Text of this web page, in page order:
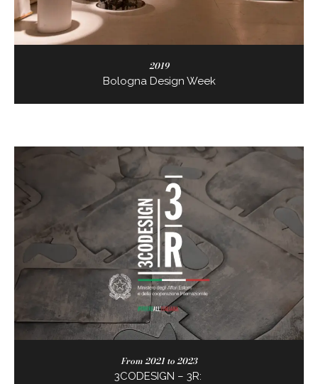
2019
Bologna Design Week
From 2021 to 2023
3CODESIGN – 3R: